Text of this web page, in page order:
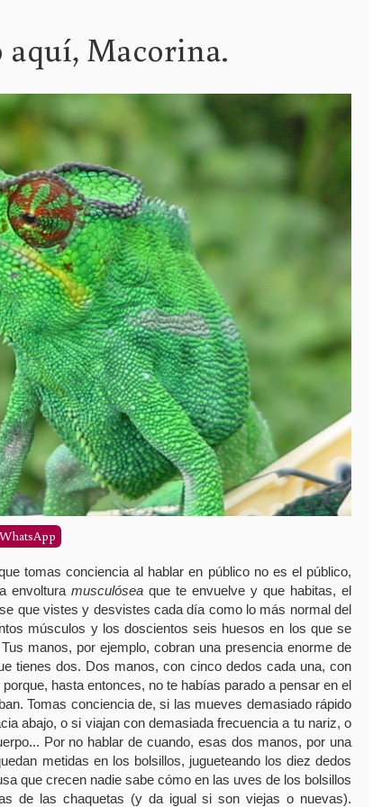
aquí, Macorina.
WhatsApp
tomas conciencia al hablar en público no es el público,
envoltura musculósea que te envuelve y que habitas, el
que vistes y desvistes cada día como lo más normal del
músculos y los doscientos seis huesos en los que se
manos, por ejemplo, cobran una presencia enorme de
tienes dos. Dos manos, con cinco dedos cada una, con
hasta entonces, no te habías parado a pensar en el
Tomas conciencia de, si las mueves demasiado rápido
abajo, o si viajan con demasiada frecuencia a tu nariz, o
Por no hablar de cuando, esas dos manos, por una
metidas en los bolsillos, jugueteando los diez dedos
que crecen nadie sabe cómo en las uves de los bolsillos
de las chaquetas (y da igual si son viejas o nuevas).